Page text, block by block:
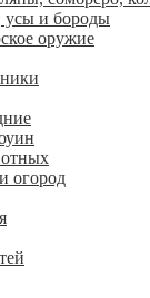
усы и бороды
оружие
огород